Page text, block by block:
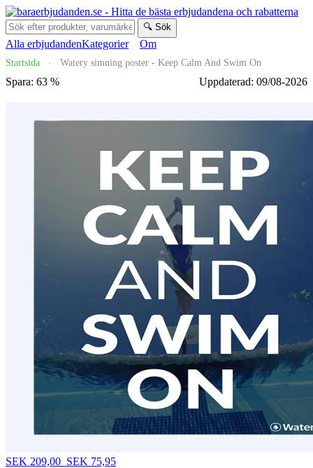
🔍 Sök
Alla erbjudandenKategorier Om
Startsida › Watery simning poster - Keep Calm And Swim On
Spara: 63 % Uppdaterad: 09/08-2026
SEK 209,00 SEK 75,95